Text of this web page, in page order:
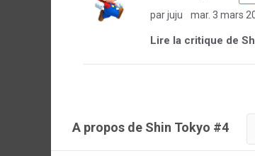
par juju mar. 3 mars
Lire la critique de
A propos de Shin Tokyo #4